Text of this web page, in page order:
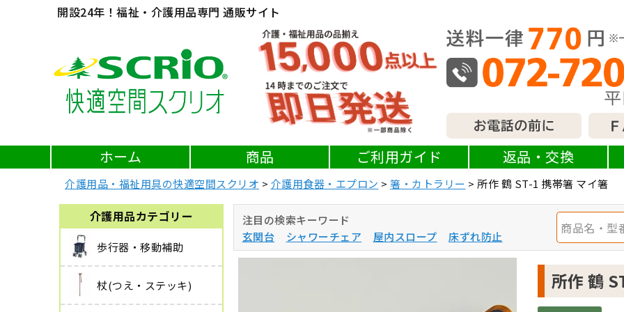
開設24年！福祉・介護用品専門 通販サイト
ホーム 商品 ご利用ガイド 返品・交換
介護用品・福祉用具の快適空間スクリオ 介護用食器・エプロン 箸・カトラリー 所作 鶴 ST-1 携帯箸 マイ箸
介護用品カテゴリー
歩行器・移動補助
杖(つえ・ステッキ)
注目の検索キーワード
玄関台
シャワーチェア 屋内スロープ 床ずれ防止
所作 鶴